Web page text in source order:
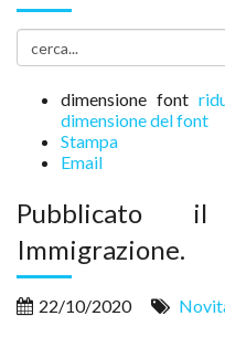
dimensione font
dimensione del font
Stampa
Email
Pubblicato
Immigrazione.
22/10/2020